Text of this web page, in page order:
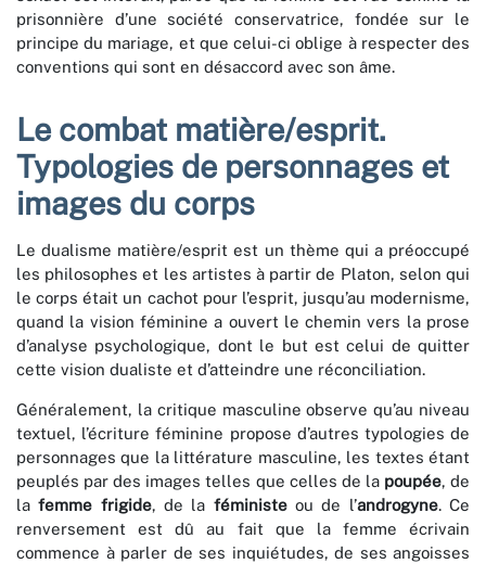
prisonnière d’une société conservatrice, fondée sur le
principe du mariage, et que celui-ci oblige à respecter des
conventions qui sont en désaccord avec son âme.
Le combat matière/esprit.
Typologies de personnages et
images du corps
Le dualisme matière/esprit est un thème qui a préoccupé
les philosophes et les artistes à partir de Platon, selon qui
le corps était un cachot pour l’esprit, jusqu’au modernisme,
quand la vision féminine a ouvert le chemin vers la prose
d’analyse psychologique, dont le but est celui de quitter
cette vision dualiste et d’atteindre une réconciliation.
Généralement, la critique masculine observe qu’au niveau
textuel, l’écriture féminine propose d’autres typologies de
personnages que la littérature masculine, les textes étant
peuplés par des images telles que celles de lapoupée, de
lafemme frigide, de la féministeou de l’androgyne. Ce
renversement est dû au fait que la femme écrivain
commence à parler de ses inquiétudes, de ses angoisses